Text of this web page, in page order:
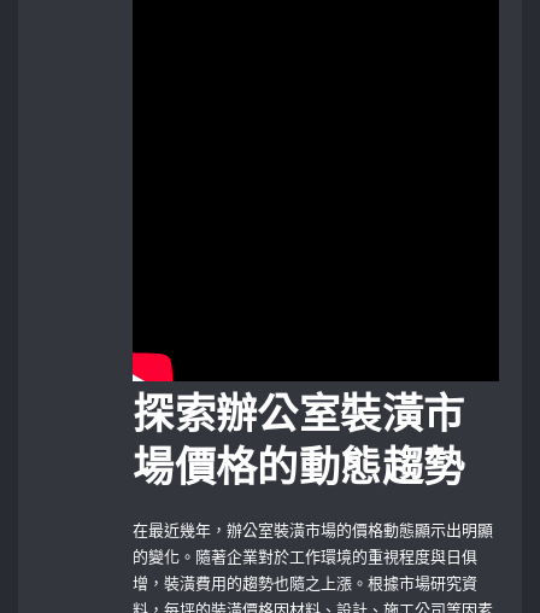
探索辦公室裝潢市
場價格的動態趨勢
在最近幾年，辦公室裝潢市場的價格動態顯示出明顯
的變化。隨著企業對於工作環境的重視程度與日俱
增，裝潢費用的趨勢也隨之上漲。根據市場研究資